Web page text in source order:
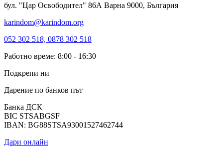
бул. "Цар Освободител" 86А Варна 9000, България
karindom@karindom.org
052 302 518, 0878 302 518
Работно време: 8:00 - 16:30
Подкрепи ни
Дарение по банков път
Банка ДСК
BIC STSABGSF
IBAN: BG88STSA93001527462744
Дари онлайн